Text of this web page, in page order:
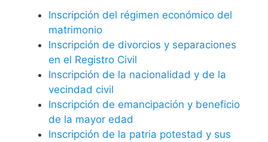
Inscripción del régimen económico del
matrimonio
Inscripción de divorcios y separaciones
en el Registro Civil
Inscripción de la nacionalidad y de la
vecindad civil
Inscripción de emancipación y beneficio
de la mayor edad
Inscripción de la patria potestad y sus